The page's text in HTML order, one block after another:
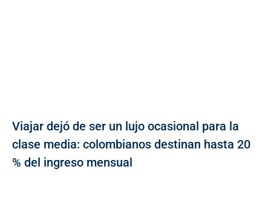
Viajar dejó de ser un lujo ocasional para la
clase media: colombianos destinan hasta 20
% del ingreso mensual